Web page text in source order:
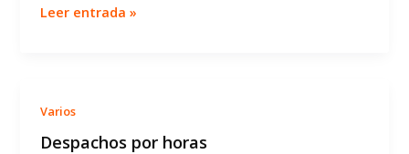
OFICINA
Leer entrada »
Varios
Despachos por horas